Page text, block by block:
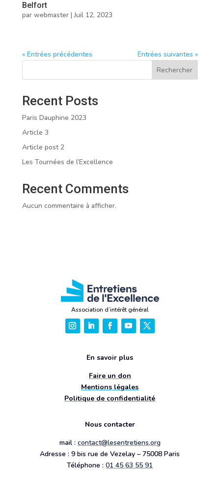
Belfort
par webmaster|Juil 12, 2023
« Entrées précédentes
Entrées suivantes »
Rechercher
Recent Posts
Paris Dauphine 2023
Article 3
Article post 2
Les Tournées de l’Excellence
Recent Comments
Aucun commentaire à afficher.
Association d’intérêt général
En savoir plus
Faire un don
Mentions légales
Politique de confidentialité
Nous contacter
mail : contact@lesentretiens.org
Adresse : 9 bis rue de Vezelay – 75008 Paris
Téléphone :01 45 63 55 91